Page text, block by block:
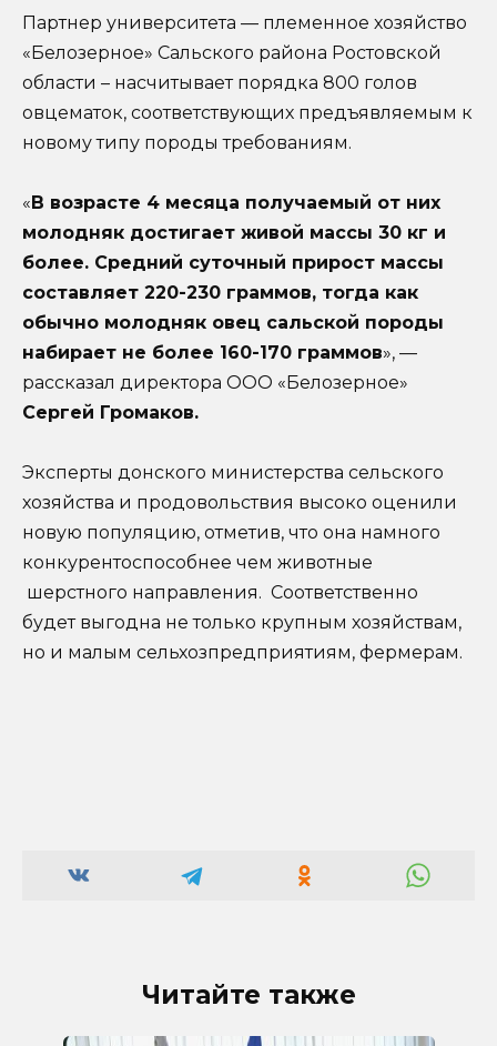
Партнер университета — племенное хозяйство
«Белозерное» Сальского района Ростовской
области – насчитывает порядка 800 голов
овцематок, соответствующих предъявляемым к
новому типу породы требованиям.
«В возрасте 4 месяца получаемый от них
молодняк достигает живой массы 30 кг и
более. Средний суточный прирост массы
составляет 220-230 граммов, тогда как
обычно молодняк овец сальской породы
набирает не более 160-170 граммов», —
рассказал директора ООО «Белозерное»
Сергей Громаков.
Эксперты донского министерства сельского
хозяйства и продовольствия высоко оценили
новую популяцию, отметив, что она намного
конкурентоспособнее чем животные
шерстного направления. Соответственно
будет выгодна не только крупным хозяйствам,
но и малым сельхозпредприятиям, фермерам.
Читайте также